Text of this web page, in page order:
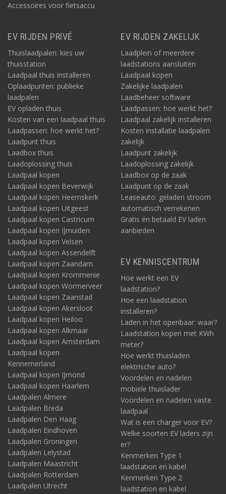
Accessoires voor fietsaccu
EV RIJDEN PRIVÉ
Thuislaadpalen: kies uw
thuisstation
Laadpaal thuis installeren
Oplaadpunten: publieke
laadpalen
EV opladen thuis
Kosten van een laadpaal thuis
Laadpassen: hoe werkt het?
Laadpunt thuis
Laadbox thuis
Laadoplossing thuis
Laadpaal kopen
Laadpaal kopen Beverwijk
Laadpaal kopen Heemskerk
Laadpaal kopen Uitgeest
Laadpaal kopen Castricum
Laadpaal kopen IJmuiden
Laadpaal kopen Velsen
Laadpaal kopen Assendelft
Laadpaal kopen Zaandam
Laadpaal kopen Krommenie
Laadpaal kopen Wormerveer
Laadpaal kopen Zaanstad
Laadpaal kopen Akersloot
Laadpaal kopen Heiloo
Laadpaal kopen Alkmaar
Laadpaal kopen Amsterdam
Laadpaal kopen
Kennemerland
Laadpaal kopen IJmond
Laadpaal kopen Haarlem
Laadpalen Almere
Laadpalen Breda
Laadpalen Den Haag
Laadpalen Eindhoven
Laadpalen Groningen
Laadpalen Lelystad
Laadpalen Maastricht
Laadpalen Rotterdam
Laadpalen Utrecht
EV RIJDEN ZAKELIJK
Laadplein of meerdere
laadstations aansluiten
Laadpaal kopen
Zakelijke laadpalen
Laadbeheer software
Laadpassen: hoe werkt het?
Laadpaal zakelijk installeren
Kosten installatie laadpalen
zakelijk
Laadpunt zakelijk
Laadoplossing zakelijk
Laadbox op de zaak
Laadpunt op de zaak
Leaseauto: geladen stroom
automatisch verrekenen
Gratis én betaald EV laden
aanbieden
EV KENNISCENTRUM
Hoe werkt een EV
laadstation?
Hoe een laadstation
installeren?
Laden in het openbaar: waar?
Laadstation kopen met KWh
meter?
Hoe werkt thuisladen
elektrische auto?
Voordelen en nadelen
mobiele thuislader
Voordelen en nadelen vaste
laadpaal
Wat is een charger voor EV?
Welke soorten EV laders zijn
er?
Kenmerken Type 1
laadstation en kabel
Kenmerken Type 2
laadstation en kabel